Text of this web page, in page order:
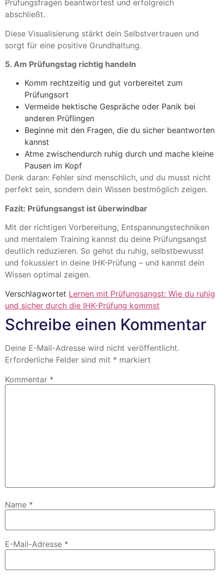
Prüfungsfragen beantwortest und erfolgreich
abschließt.
Diese Visualisierung stärkt dein Selbstvertrauen und
sorgt für eine positive Grundhaltung.
5. Am Prüfungstag richtig handeln
Komm rechtzeitig und gut vorbereitet zum
Prüfungsort
Vermeide hektische Gespräche oder Panik bei
anderen Prüflingen
Beginne mit den Fragen, die du sicher beantworten
kannst
Atme zwischendurch ruhig durch und mache kleine
Pausen im Kopf
Denk daran: Fehler sind menschlich, und du musst nicht
perfekt sein, sondern dein Wissen bestmöglich zeigen.
Fazit: Prüfungsangst ist überwindbar
Mit der richtigen Vorbereitung, Entspannungstechniken
und mentalem Training kannst du deine Prüfungsangst
deutlich reduzieren. So gehst du ruhig, selbstbewusst
und fokussiert in deine IHK-Prüfung – und kannst dein
Wissen optimal zeigen.
Verschlagwortet Lernen mit Prüfungsangst: Wie du ruhig
und sicher durch die IHK-Prüfung kommst
Schreibe einen Kommentar
Deine E-Mail-Adresse wird nicht veröffentlicht.
Erforderliche Felder sind mit * markiert
Kommentar *
Name *
E-Mail-Adresse *